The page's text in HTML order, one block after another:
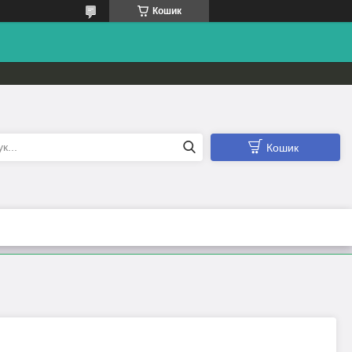
Кошик
Кошик